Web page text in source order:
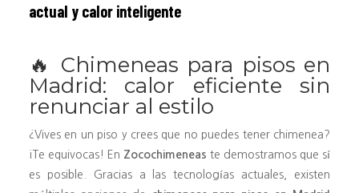
actual y calor inteligente
🔥 Chimeneas para pisos en
Madrid: calor eficiente sin
renunciar al estilo
¿Vives en un piso y crees que no puedes tener chimenea?
¡Te equivocas! En Zocochimeneas te demostramos que sí
es posible. Gracias a las tecnologías actuales, existen